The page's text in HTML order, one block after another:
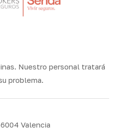
Nuestro personal tratará
problema.
Valencia